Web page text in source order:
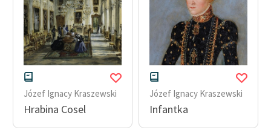
Józef Ignacy Kraszewski
Hrabina Cosel
Józef Ignacy Kraszewski
Infantka